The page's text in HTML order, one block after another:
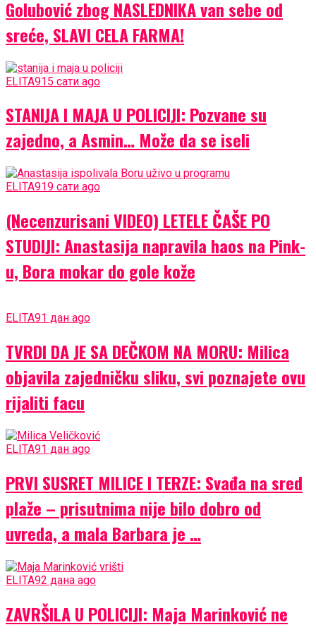
Golubović zbog NASLEDNIKA van sebe od
sreće, SLAVI CELA FARMA!
ELITA915 сати ago
STANIJA I MAJA U POLICIJI: Pozvane su
zajedno, a Asmin… Može da se iseli
ELITA919 сати ago
(Necenzurisani VIDEO) LETELE ČAŠE PO
STUDIJI: Anastasija napravila haos na Pink-
u, Bora mokar do gole kože
ELITA91 дан ago
TVRDI DA JE SA DEČKOM NA MORU: Milica
objavila zajedničku sliku, svi poznajete ovu
rijaliti facu
ELITA91 дан ago
PRVI SUSRET MILICE I TERZE: Svađa na sred
plaže – prisutnima nije bilo dobro od
uvreda, a mala Barbara je …
ELITA92 дана ago
ZAVRŠILA U POLICIJI: Maja Marinković ne